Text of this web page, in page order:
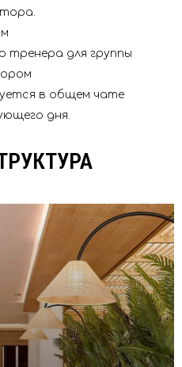
тренера для группы
в общем чате
дня.